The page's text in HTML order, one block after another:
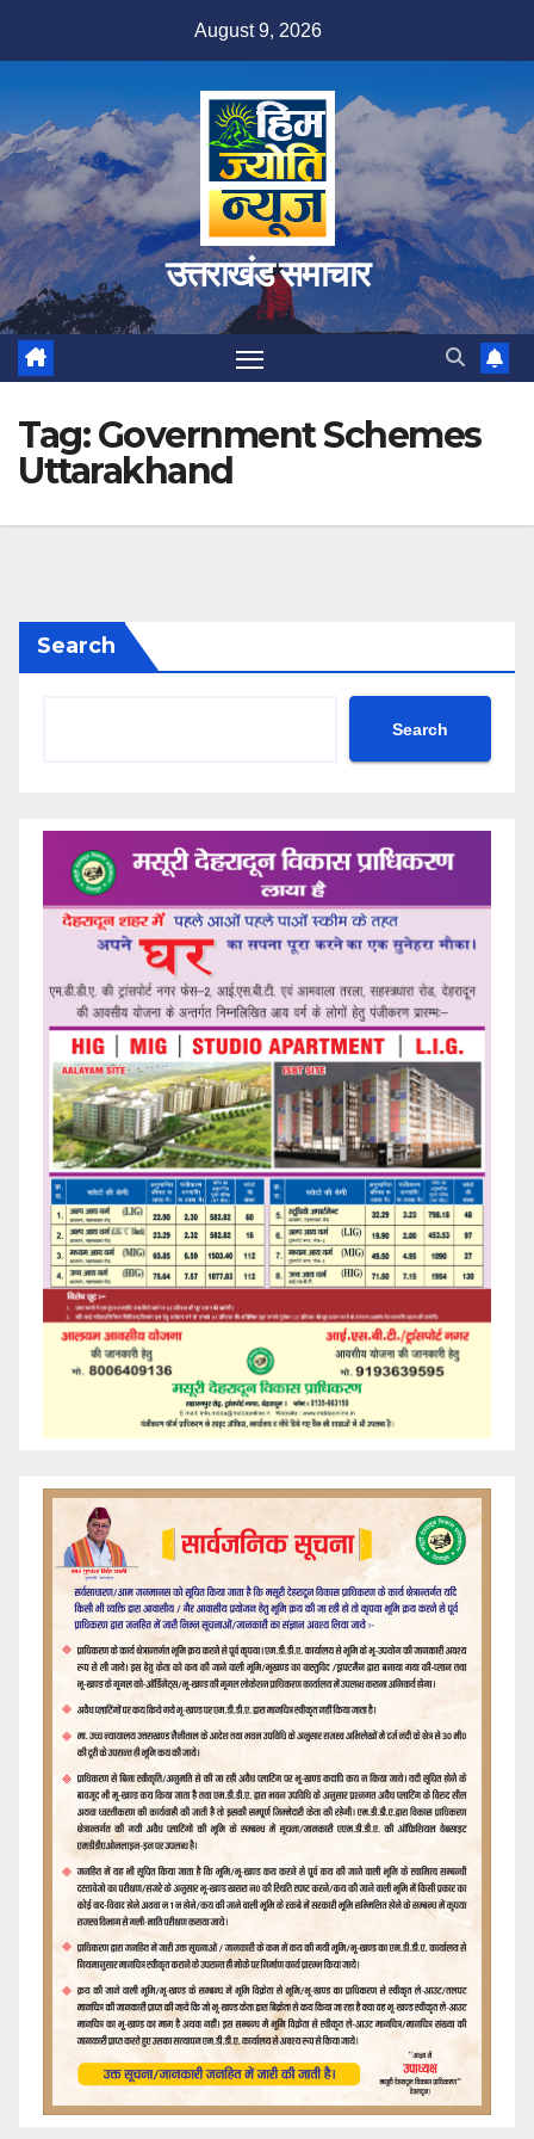
August 9, 2026
उत्तराखंड समाचार
Tag:Government Schemes
Uttarakhand
Search
Search